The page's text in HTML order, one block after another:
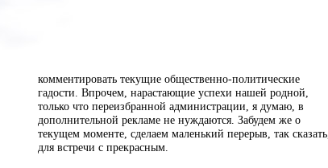
комментировать текущие общественно-политические
гадости. Впрочем, нарастающие успехи нашей родной,
только что переизбранной администрации, я думаю, в
дополнительной рекламе не нуждаются. Забудем же о
текущем моменте, сделаем маленький перерыв, так сказать,
для встречи с прекрасным.